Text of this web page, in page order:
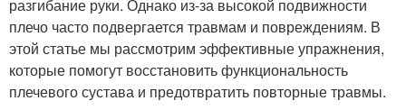
разгибание руки. Однако из-за высокой подвижности
плечо часто подвергается травмам и повреждениям. В
этой статье мы рассмотрим эффективные упражнения,
которые помогут восстановить функциональность
плечевого сустава и предотвратить повторные травмы.